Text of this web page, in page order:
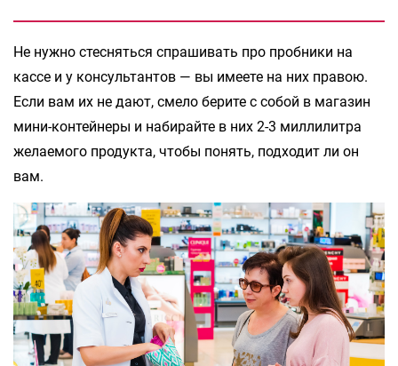
Не нужно стесняться спрашивать про пробники на
кассе и у консультантов — вы имеете на них правою.
Если вам их не дают, смело берите с собой в магазин
мини-контейнеры и набирайте в них 2-3 миллилитра
желаемого продукта, чтобы понять, подходит ли он
вам.